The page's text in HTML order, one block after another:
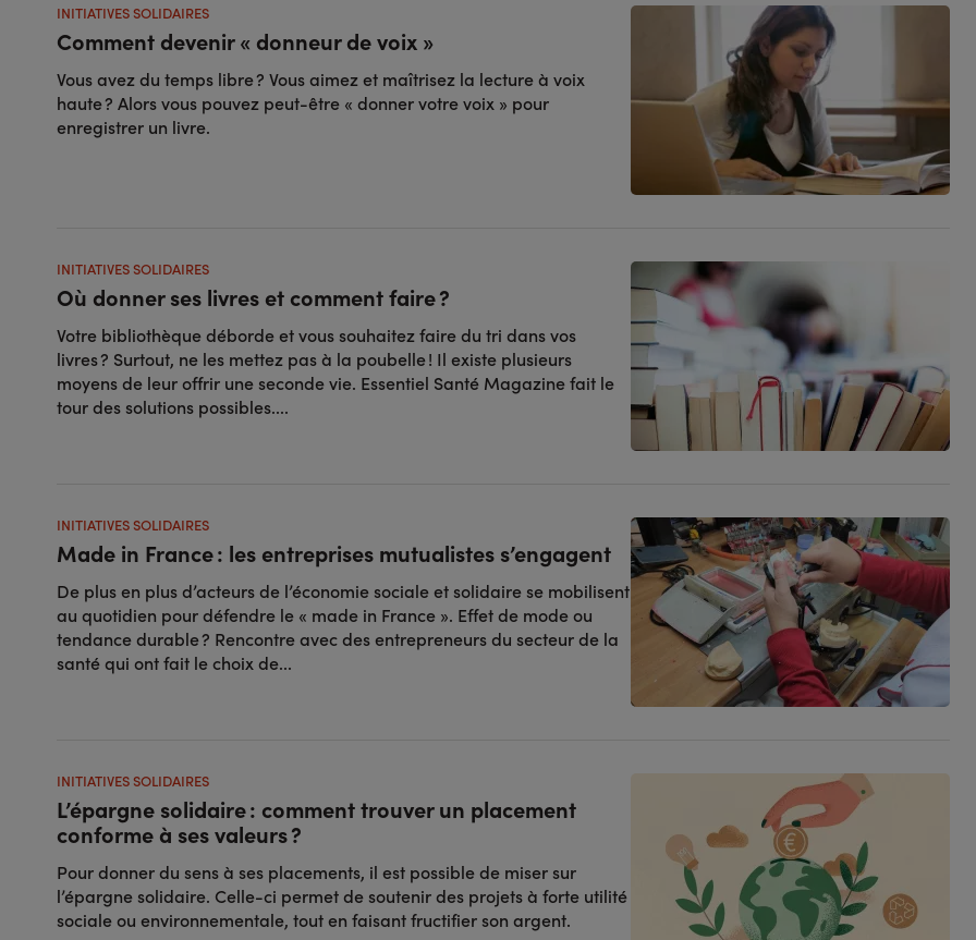
Comment devenir « donneur de voix »
INITIATIVES SOLIDAIRES
Vous avez du temps libre ? Vous aimez et maîtrisez la lecture à voix
haute ? Alors vous pouvez peut-être « donner votre voix » pour
enregistrer un livre.
Où donner ses livres et comment faire ?
INITIATIVES SOLIDAIRES
Votre bibliothèque déborde et vous souhaitez faire du tri dans vos
livres ? Surtout, ne les mettez pas à la poubelle ! Il existe plusieurs
moyens de leur offrir une seconde vie. Essentiel Santé Magazine fait le
tour des solutions possibles....
Made in France : les entreprises mutualistes s’engagent
INITIATIVES SOLIDAIRES
De plus en plus d’acteurs de l’économie sociale et solidaire se mobilisent
au quotidien pour défendre le « made in France ». Effet de mode ou
tendance durable ? Rencontre avec des entrepreneurs du secteur de la
santé qui ont fait le choix de...
L’épargne solidaire : comment trouver un placement
conforme à ses valeurs ?
INITIATIVES SOLIDAIRES
Pour donner du sens à ses placements, il est possible de miser sur
l’épargne solidaire. Celle-ci permet de soutenir des projets à forte utilité
sociale ou environnementale, tout en faisant fructifier son argent.